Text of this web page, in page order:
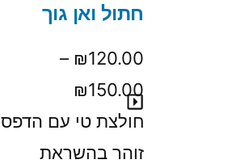
חתול ואן גוך
₪120.00
–
₪150.00
חולצת טי עם הדפס
זוהר בהשראת